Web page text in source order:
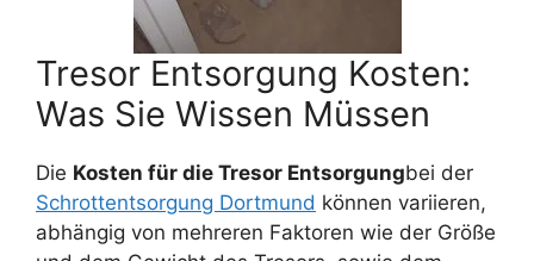
Tresor Entsorgung Kosten:
Was Sie Wissen Müssen
Die Kosten für die Tresor Entsorgungbei der
Schrottentsorgung Dortmund können variieren,
abhängig von mehreren Faktoren wie der Größe